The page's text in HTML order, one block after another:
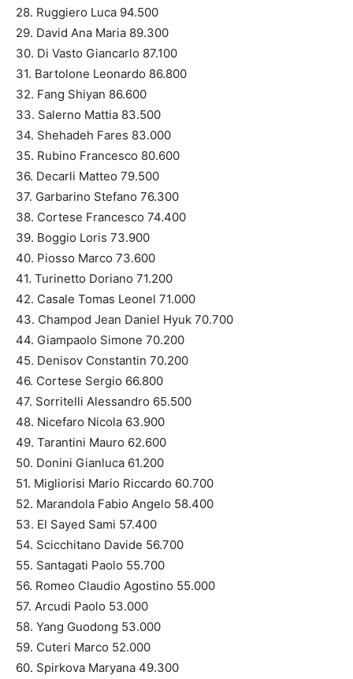
28. Ruggiero Luca 94.500
29. David Ana Maria 89.300
30. Di Vasto Giancarlo 87.100
31. Bartolone Leonardo 86.800
32. Fang Shiyan 86.600
33. Salerno Mattia 83.500
34. Shehadeh Fares 83.000
35. Rubino Francesco 80.600
36. Decarli Matteo 79.500
37. Garbarino Stefano 76.300
38. Cortese Francesco 74.400
39. Boggio Loris 73.900
40. Piosso Marco 73.600
41. Turinetto Doriano 71.200
42. Casale Tomas Leonel 71.000
43. Champod Jean Daniel Hyuk 70.700
44. Giampaolo Simone 70.200
45. Denisov Constantin 70.200
46. Cortese Sergio 66.800
47. Sorritelli Alessandro 65.500
48. Nicefaro Nicola 63.900
49. Tarantini Mauro 62.600
50. Donini Gianluca 61.200
51. Migliorisi Mario Riccardo 60.700
52. Marandola Fabio Angelo 58.400
53. El Sayed Sami 57.400
54. Scicchitano Davide 56.700
55. Santagati Paolo 55.700
56. Romeo Claudio Agostino 55.000
57. Arcudi Paolo 53.000
58. Yang Guodong 53.000
59. Cuteri Marco 52.000
60. Spirkova Maryana 49.300